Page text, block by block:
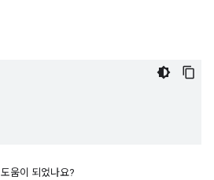
도움이 되었나요?